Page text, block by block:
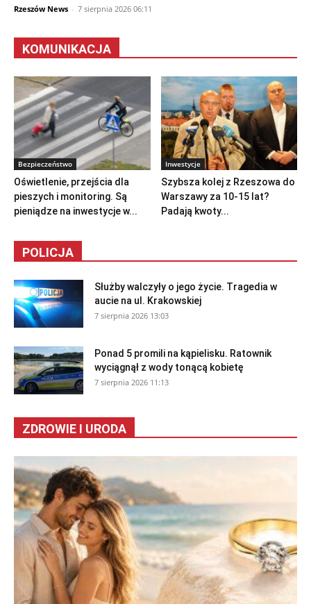
Rzeszów News - 7 sierpnia 2026 06:11
KOMUNIKACJA
Bezpieczeństwo
Oświetlenie, przejścia dla
pieszych i monitoring. Są
pieniądze na inwestycje w...
Inwestycje
Szybsza kolej z Rzeszowa do
Warszawy za 10-15 lat?
Padają kwoty...
POLICJA
Służby walczyły o jego życie. Tragedia w
aucie na ul. Krakowskiej
7 sierpnia 2026 13:03
Ponad 5 promili na kąpielisku. Ratownik
wyciągnął z wody tonącą kobietę
7 sierpnia 2026 11:13
ZDROWIE I URODA